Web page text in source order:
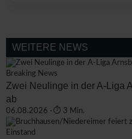
WEITERE NEWS
Breaking News
Zwei Neulinge in der A-Liga
ab
06.08.2026 · ⏱ 3 Min.